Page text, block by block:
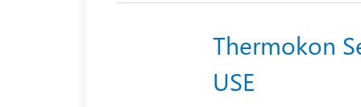
Thermokon
USE